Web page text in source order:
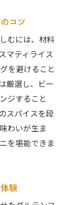
コツ
むには、材料
マティライス
を避けること
厳選し、ビー
ジすること
スパイスを段
わいが生ま
を堪能できま
験